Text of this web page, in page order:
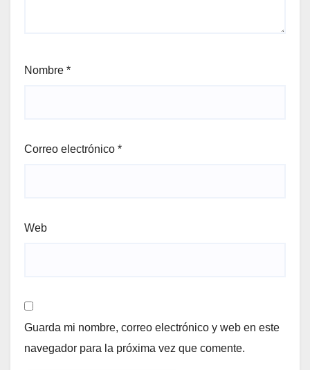
Nombre *
Correo electrónico *
Web
Guarda mi nombre, correo electrónico y web en este
navegador para la próxima vez que comente.